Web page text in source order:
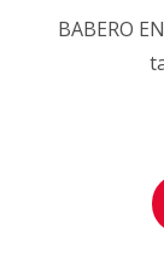
BABERO